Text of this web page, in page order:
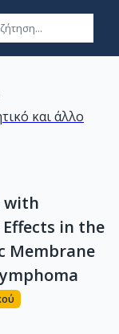
και άλλο
with
in the
Membrane